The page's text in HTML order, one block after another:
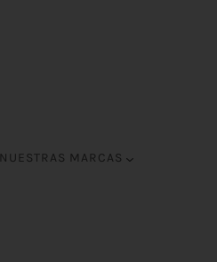
NUESTRAS MARCAS